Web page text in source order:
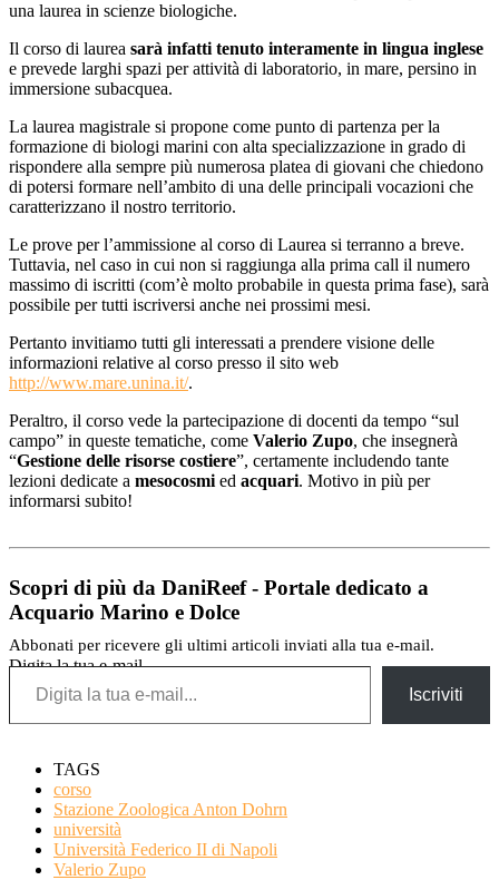
una laurea in scienze biologiche.
Il corso di laurea sarà infatti tenuto interamente in lingua inglese
e prevede larghi spazi per attività di laboratorio, in mare, persino in
immersione subacquea.
La laurea magistrale si propone come punto di partenza per la
formazione di biologi marini con alta specializzazione in grado di
rispondere alla sempre più numerosa platea di giovani che chiedono
di potersi formare nell’ambito di una delle principali vocazioni che
caratterizzano il nostro territorio.
Le prove per l’ammissione al corso di Laurea si terranno a breve.
Tuttavia, nel caso in cui non si raggiunga alla prima call il numero
massimo di iscritti (com’è molto probabile in questa prima fase), sarà
possibile per tutti iscriversi anche nei prossimi mesi.
Pertanto invitiamo tutti gli interessati a prendere visione delle
informazioni relative al corso presso il sito web
http://www.mare.unina.it/.
Peraltro, il corso vede la partecipazione di docenti da tempo “sul
campo” in queste tematiche, come Valerio Zupo, che insegnerà
“Gestione delle risorse costiere”, certamente includendo tante
lezioni dedicate a mesocosmi ed acquari. Motivo in più per
informarsi subito!
Scopri di più da DaniReef - Portale dedicato a
Acquario Marino e Dolce
Abbonati per ricevere gli ultimi articoli inviati alla tua e-mail.
Digita la tua e-mail...
Iscriviti
TAGS
corso
Stazione Zoologica Anton Dohrn
università
Università Federico II di Napoli
Valerio Zupo